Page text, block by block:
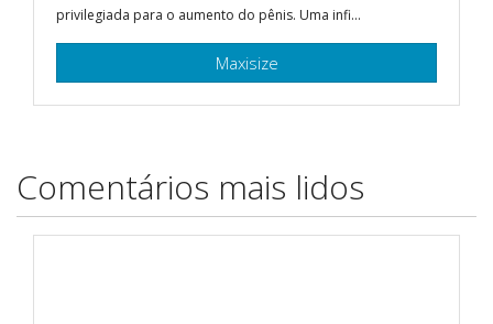
privilegiada para o aumento do pênis. Uma infi...
Maxisize
Comentários mais lidos